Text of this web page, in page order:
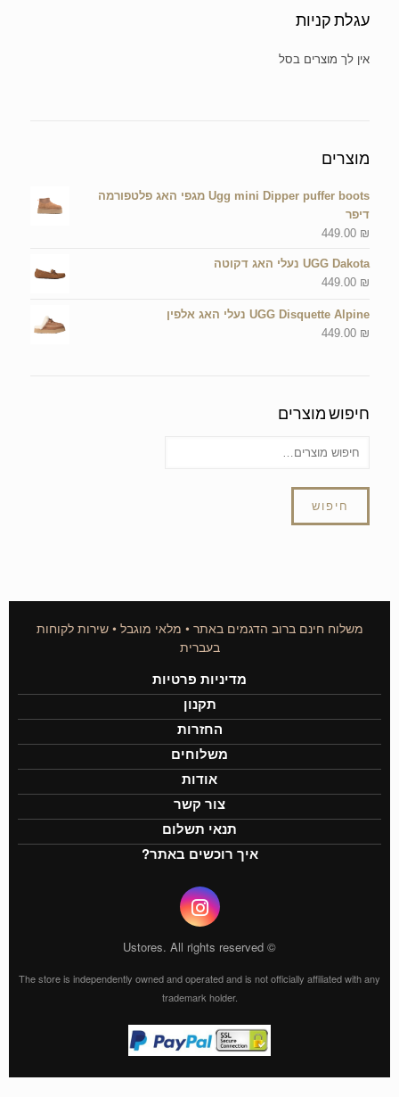
עגלת קניות
מוצרים
Ugg mini Dipper puffer boots מגפי האג פלטפורמה
דיפר
449.00 ₪
UGG Dakota נעלי האג דקוטה
449.00 ₪
UGG Disquette Alpine נעלי האג אלפין
449.00 ₪
חיפוש מוצרים
חיפוש
משלוח חינם ברוב הדגמים באתר • מלאי מוגבל • שירות לקוחות
בעברית
מדיניות פרטיות
תקנון
החזרות
משלוחים
אודות
צור קשר
תנאי תשלום
איך רוכשים באתר?
© Ustores. All rights reserved
The store is independently owned and operated and is not officially affiliated with any
trademark holder.